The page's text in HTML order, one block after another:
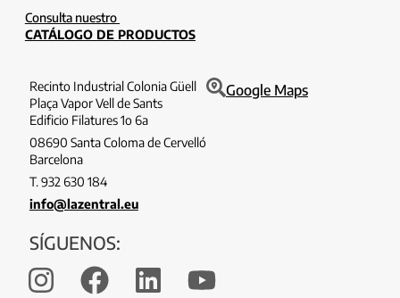
Consulta nuestro
CATÁLOGO DE PRODUCTOS
Recinto Industrial Colonia Güell
Plaça Vapor Vell de Sants
Edificio Filatures 1o 6a
08690 Santa Coloma de Cervelló
Barcelona
T. 932 630 184
info@lazentral.eu
Google Maps
SÍGUENOS: